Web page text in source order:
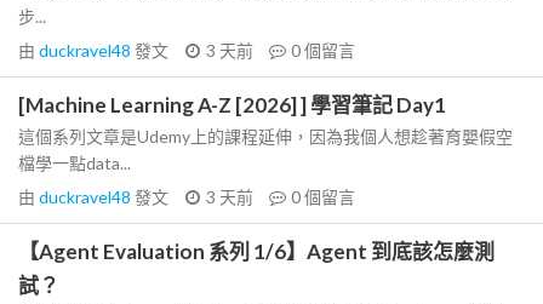
步...
由 duckravel48 發文 3 天前 0個留言
[Machine Learning A-Z [2026] ] 學習筆記 Day1
這個系列文章是Udemy上的課程延伸，因為我個人想趁著育嬰假空
檔學一點data...
由 duckravel48 發文 3 天前 0個留言
【Agent Evaluation 系列 1/6】Agent 到底該怎麼測
試？